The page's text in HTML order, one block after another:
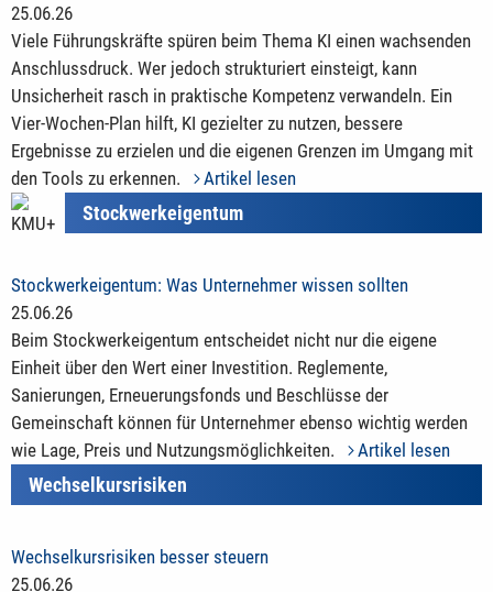
25.06.26
Viele Führungskräfte spüren beim Thema KI einen wachsenden
Anschlussdruck. Wer jedoch strukturiert einsteigt, kann
Unsicherheit rasch in praktische Kompetenz verwandeln. Ein
Vier-Wochen-Plan hilft, KI gezielter zu nutzen, bessere
Ergebnisse zu erzielen und die eigenen Grenzen im Umgang mit
den Tools zu erkennen.
Artikel lesen
Stockwerkeigentum
Stockwerkeigentum: Was Unternehmer wissen sollten
25.06.26
Beim Stockwerkeigentum entscheidet nicht nur die eigene
Einheit über den Wert einer Investition. Reglemente,
Sanierungen, Erneuerungsfonds und Beschlüsse der
Gemeinschaft können für Unternehmer ebenso wichtig werden
wie Lage, Preis und Nutzungsmöglichkeiten.
Artikel lesen
Wechselkursrisiken
Wechselkursrisiken besser steuern
25.06.26